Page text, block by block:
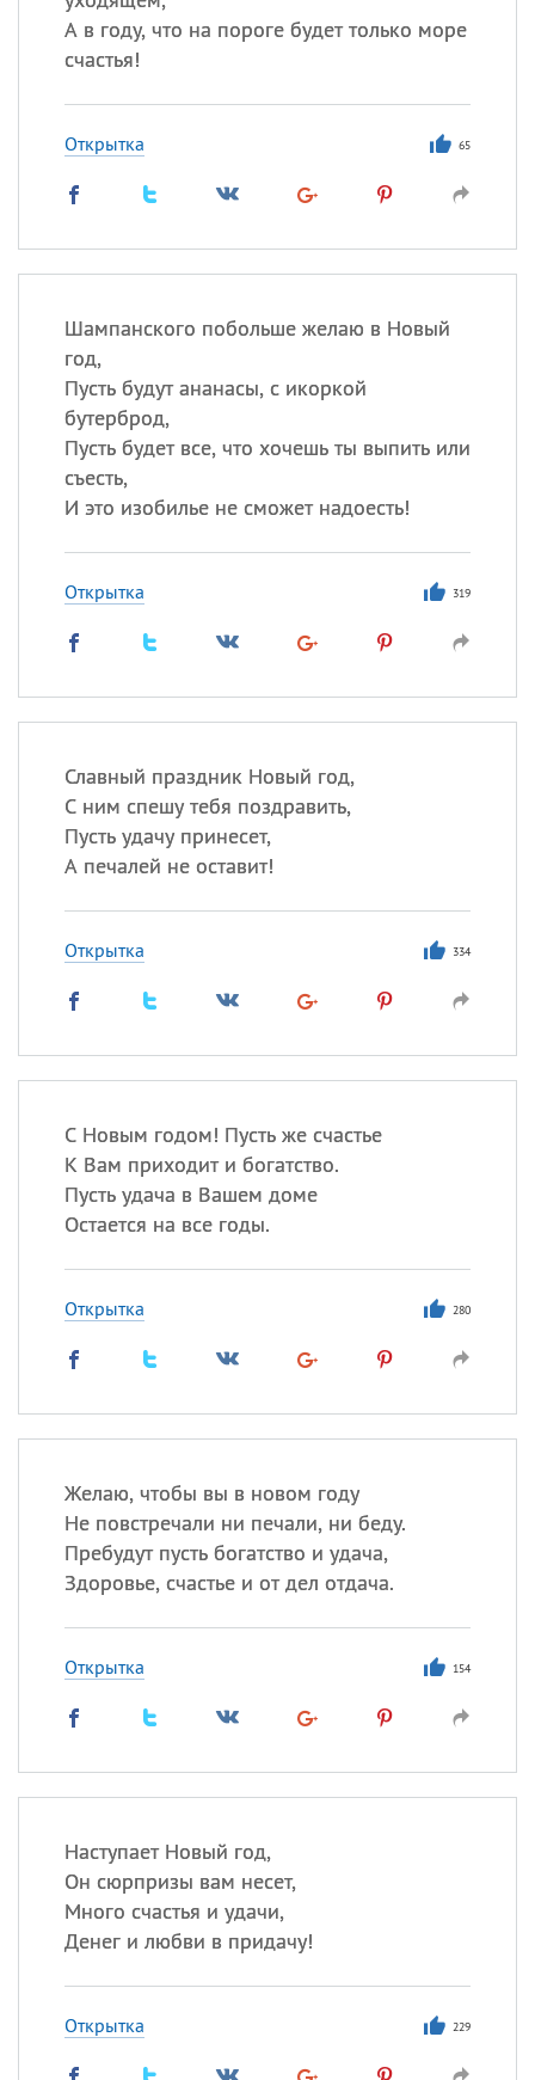
А в году, что на пороге будет только море
счастья!
Открытка 65
Шампанского побольше желаю в Новый
год,
Пусть будут ананасы, с икоркой
бутерброд,
Пусть будет все, что хочешь ты выпить или
съесть,
И это изобилье не сможет надоесть!
Открытка 319
Славный праздник Новый год,
С ним спешу тебя поздравить,
Пусть удачу принесет,
А печалей не оставит!
Открытка 334
С Новым годом! Пусть же счастье
К Вам приходит и богатство.
Пусть удача в Вашем доме
Остается на все годы.
Открытка 280
Желаю, чтобы вы в новом году
Не повстречали ни печали, ни беду.
Пребудут пусть богатство и удача,
Здоровье, счастье и от дел отдача.
Открытка 154
Наступает Новый год,
Он сюрпризы вам несет,
Много счастья и удачи,
Денег и любви в придачу!
Открытка 229